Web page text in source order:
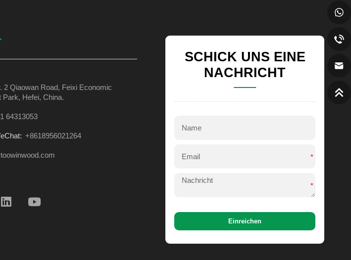
2 Qiaowan Road, Feixi Economic
Park, Hefei, China.
64313053
+8618956021264
SCHICK UNS EINE
NACHRICHT
*
*
Einreichen